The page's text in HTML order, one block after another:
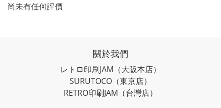
尚未有任何評價
關於我們
レトロ印刷JAM （大阪本店）
SURUTOCO （東京店）
RETRO印刷JAM （台灣店）